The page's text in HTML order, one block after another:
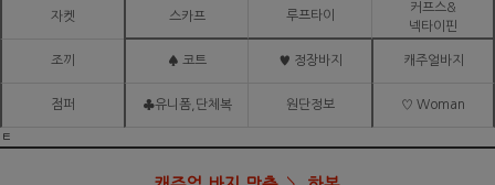
자켓 스카프 루프타이
커프스&
넥타이핀
조끼 ♠ 코트 ♥ 정장바지 캐주얼바지
점퍼 ♣유니폼,단체복 원단정보 ♡ Woman
ㅌ